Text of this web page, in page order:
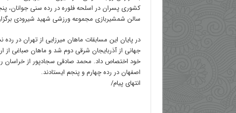
سالن شمشیربازی مجموعه ورزشی شهید شیرودی
در پایان این مسابقات ماهان میرزایی از تهران در
جهانی از آذربایجان شرقی دوم شد و ماهان صباغی از
خود اختصاص داد. محمد صادقی سجادپور از خراسان
اصفهان در رده چهارم و پنجم ایستادند.
انتهای پیام/